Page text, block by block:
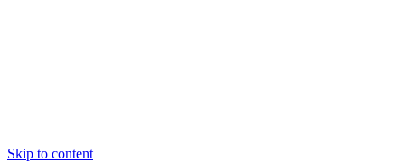
Skip to content